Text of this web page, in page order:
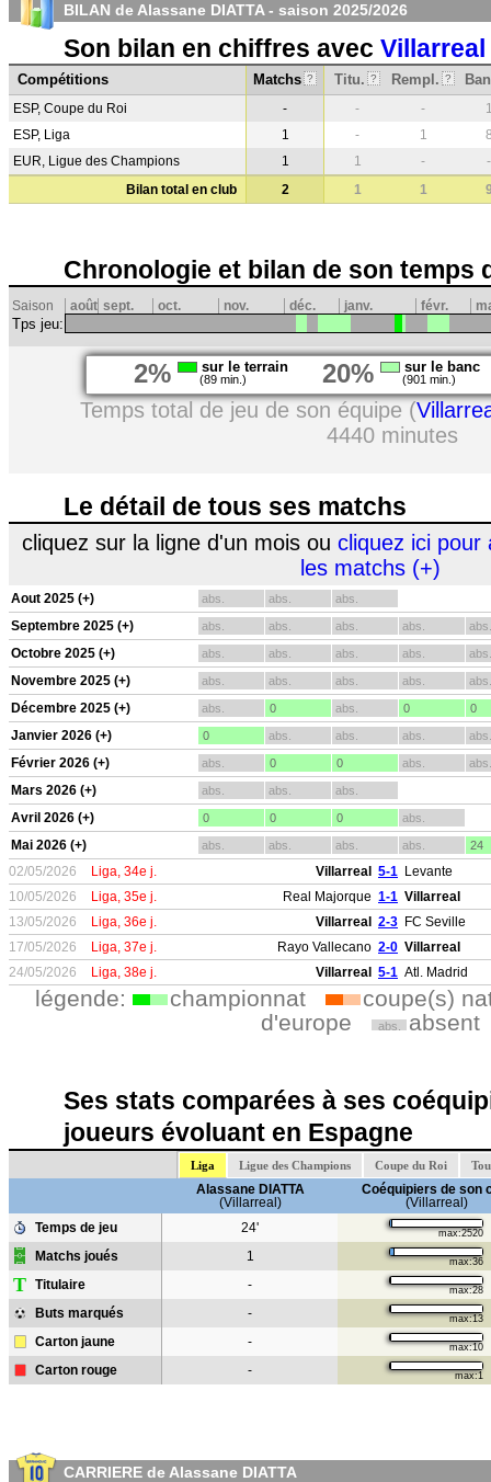
BILAN de Alassane DIATTA - saison 2025/2026
Son bilan en chiffres avec Villarreal
Compétitions Matchs ? Titu. ? Rempl. ?
ESP, Coupe du Roi - - -
ESP, Liga
1 - 1
EUR, Ligue des Champions
1 1 -
-
Bilan total en club
2 1 1
Chronologie et bilan de son temps
Saison août sept. oct. nov. déc. janv. févr.
Tps jeu:
2% sur le terrain
(89 min.) 20% sur le banc
(901 min.)
Temps total de jeu de son équipe (
4440 minutes
Le détail de tous ses matchs
cliquez sur la ligne d'un mois ou cliquez ici pour
les matchs (+)
Aout 2025 (+) abs. abs. abs.
Septembre 2025 (+) abs. abs. abs. abs. abs.
Octobre 2025 (+) abs. abs. abs. abs. abs.
Novembre 2025 (+) abs. abs. abs. abs. abs.
Décembre 2025 (+) abs. 0 abs. 0 0
Janvier 2026 (+) 0 abs. abs. abs. abs.
Février 2026 (+) abs. 0 0 abs. abs.
Mars 2026 (+) abs. abs. abs.
Avril 2026 (+) 0 0 0 abs.
Mai 2026 (+) abs. abs. abs. abs. 24
02/05/2026 Liga, 34e j. Villarreal 5-1 Levante
10/05/2026
Liga, 35e j. Real Majorque 1-1 Villarreal
13/05/2026
Liga, 36e j. Villarreal 2-3 FC Seville
17/05/2026
Liga, 37e j. Rayo Vallecano 2-0 Villarreal
24/05/2026
Liga, 38e j. Villarreal 5-1 Atl. Madrid
légende: championnat
coupe(s)
d'europe
abs. absent
Ses stats comparées à ses
joueurs évoluant en Espagne
Liga Ligue des Champions Coupe du Roi
Alassane DIATTA
(Villarreal)
Coéquipiers de son
(Villarreal)
Temps de jeu
24' max:2520
Matchs joués 1 max:36
T Titulaire - max:28
Buts marqués - max:13
Carton jaune - max:10
Carton rouge - max:1
CARRIERE de Alassane DIATTA